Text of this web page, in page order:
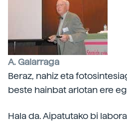
A. Galarraga
Beraz, nahiz eta
beste hainbat arlotan ere
Hala da. Aipatutako bi